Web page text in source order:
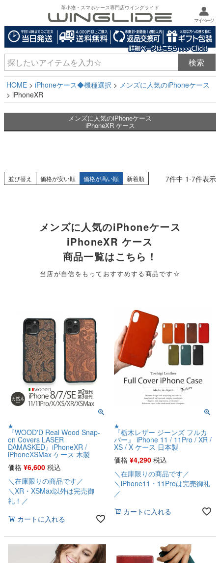
革小物・スマホケース専門店ウイングライド
マイページ
HOME iPhoneケース◆機種選択
メンズに人気のiPhoneケース
iPhoneXR
メンズに人気のiPhoneケース
iPhoneXR ケース
並び替え 価格が安い順 価格が高い順 新着順 7件中 1-7件表示
メンズに人気のiPhoneケース
iPhoneXR ケース
商品一覧はこちら！
当店が自信をもっておすすめする商品です☆
★
『WOOD'D Real Wood Snap-
on Covers LASER
DAMASKED』iPhoneXR /
iPhoneXSMax ケース 木製
価格 ¥6,600 税込
＼在庫限りの商品です／
＼XR・XSMax以外は完売御
礼！／
カートに入れる
★
『栃木レザー ジーンズ フルカ
バー』 iPhone 11 / 11Pro / XR /
XS / X ケース 日本製
価格 ¥4,290 税込
＼在庫限りの商品です／
＼iPhone11・11Proは完売御礼
／
カートに入れる